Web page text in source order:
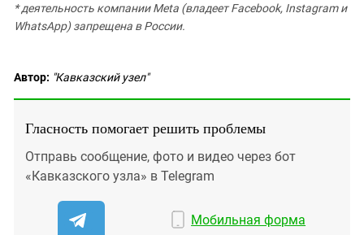
* деятельность компании Meta (владеет Facebook, Instagram и
WhatsApp) запрещена в России.
Автор: "Кавказский узел"
Гласность помогает решить проблемы
Отправь сообщение, фото и видео через бот
«Кавказского узла» в Telegram
Мобильная форма